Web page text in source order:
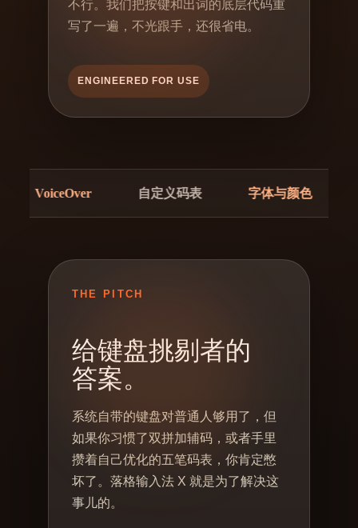
不行。我们把按键和出词的底层代码重
写了一遍，不光跟手，还很省电。
ENGINEERED FOR USE
自定义码表 字体与颜色 键盘背
THE PITCH
给键盘挑剔者的
答案。
系统自带的键盘对普通人够用了，但
如果你习惯了双拼加辅码，或者手里
攒着自己优化的五笔码表，你肯定憋
坏了。落格输入法 X 就是为了解决这
事儿的。